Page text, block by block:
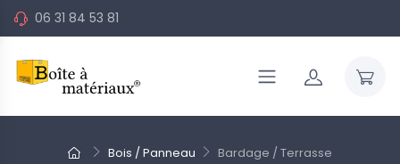
06 31 84 53 81
Bois / Panneau Bardage / Terrasse